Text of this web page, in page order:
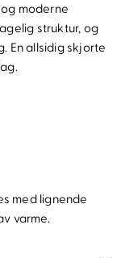
moderne
struktur, og
En allsidig skjorte
med lignende
varme.